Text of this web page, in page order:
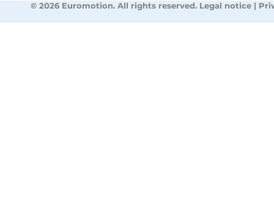
© 2026 Euromotion. All rights reserved. Legal notice |